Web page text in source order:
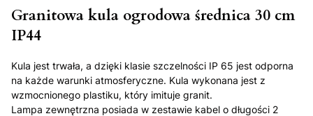
Granitowa kula ogrodowa średnica 30 cm
IP44
Kula jest trwała, a dzięki klasie szczelności IP 65 jest odporna
na każde warunki atmosferyczne. Kula wykonana jest z
wzmocnionego plastiku, który imituje granit.
Lampa zewnętrzna posiada w zestawie kabel o długości 2